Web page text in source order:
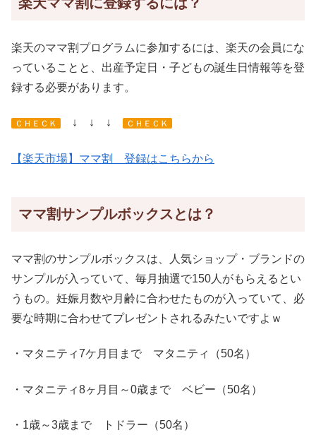
楽天のママ割プログラムに参加するには、楽天の会員にな
っていることと、出産予定日・子どもの誕生日情報等を登
録する必要があります。
ＣＨＥＣＫ ↓ ↓ ↓ ＣＨＥＣＫ
【楽天市場】ママ割 登録はこちらから
ママ割サンプルボックスとは？
ママ割のサンプルボックスは、人気ショップ・ブランドの
サンプルが入っていて、毎月抽選で150人がもらえるとい
うもの。妊娠月数や月齢に合わせたものが入っていて、必
要な時期に合わせてプレゼントされるみたいですよｗ
・マタニティ7ケ月目まで マタニティ（50名）
・マタニティ8ヶ月目～0歳まで ベビー（50名）
・1歳～3歳まで トドラー（50名）